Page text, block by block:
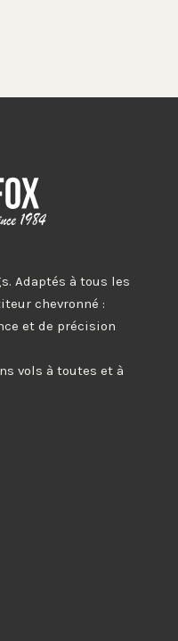
Adaptés à tous les
chevronné :
et de précision
vols à toutes et à